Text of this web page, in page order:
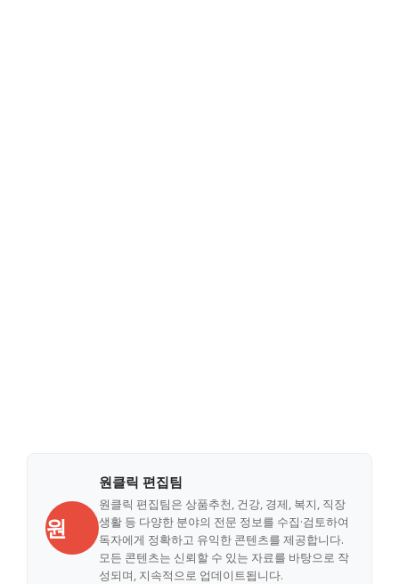
원
원클릭 편집팀
원클릭 편집팀은 상품추천, 건강, 경제, 복지, 직장
생활 등 다양한 분야의 전문 정보를 수집·검토하여
독자에게 정확하고 유익한 콘텐츠를 제공합니다.
모든 콘텐츠는 신뢰할 수 있는 자료를 바탕으로 작
성되며, 지속적으로 업데이트됩니다.